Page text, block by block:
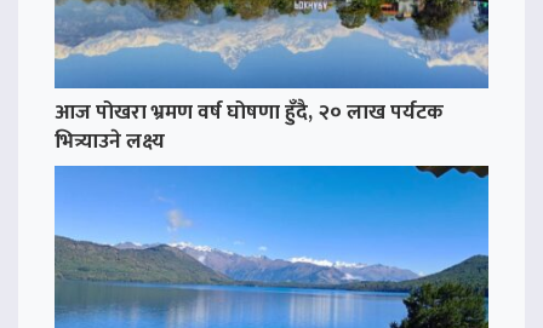
आज पोखरा भ्रमण वर्ष घोषणा हुँदै, २० लाख पर्यटक
भित्र्याउने लक्ष्य